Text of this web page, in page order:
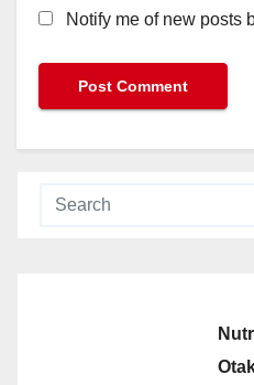
Notify me of new posts